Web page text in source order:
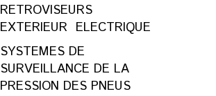
RETROVISEURS
EXTERIEUR ELECTRIQUE
SYSTEMES DE
SURVEILLANCE DE LA
PRESSION DES PNEUS